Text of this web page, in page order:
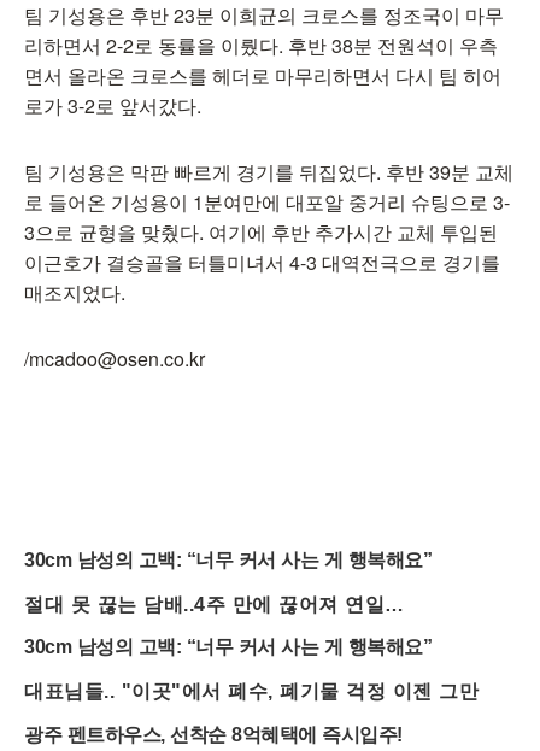
팀 기성용은 후반 23분 이희균의 크로스를 정조국이 마무
리하면서 2-2로 동률을 이뤘다. 후반 38분 전원석이 우측
면서 올라온 크로스를 헤더로 마무리하면서 다시 팀 히어
로가 3-2로 앞서갔다.
팀 기성용은 막판 빠르게 경기를 뒤집었다. 후반 39분 교체
로 들어온 기성용이 1분여만에 대포알 중거리 슈팅으로 3-
3으로 균형을 맞췄다. 여기에 후반 추가시간 교체 투입된
이근호가 결승골을 터틀미녀서 4-3 대역전극으로 경기를
매조지었다.
/mcadoo@osen.co.kr